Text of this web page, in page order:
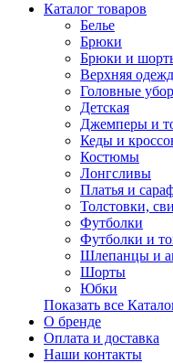
Каталог товаров
Белье
Брюки
Брюки и
Верхняя
Головные
Детская
Джемперы и
Кеды и
Костюмы
Лонгсливы
Платья и
Толстовки,
Футболки
Футболки и
Шлепанцы и
Шорты
Юбки
Показать все
О бренде
Оплата и доставка
Наши контакты